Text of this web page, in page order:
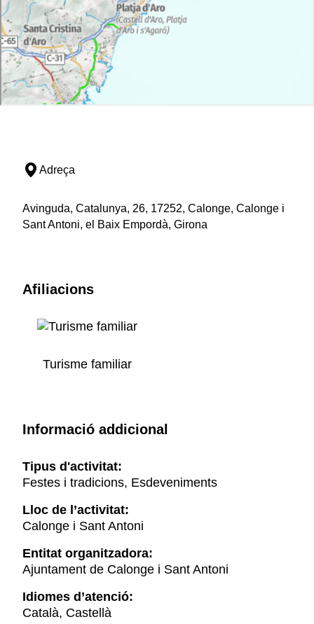
Adreça
Avinguda, Catalunya, 26, 17252, Calonge, Calonge i
Sant Antoni, el Baix Empordà, Girona
Afiliacions
Turisme familiar
Informació addicional
Tipus d'activitat:
Festes i tradicions, Esdeveniments
Lloc de l’activitat:
Calonge i Sant Antoni
Entitat organitzadora:
Ajuntament de Calonge i Sant Antoni
Idiomes d’atenció:
Català, Castellà